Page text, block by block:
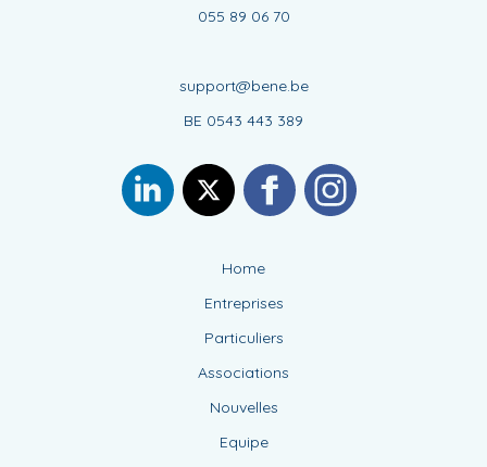
055 89 06 70
support@bene.be
BE 0543 443 389
Home
Entreprises
Particuliers
Associations
Nouvelles
Equipe